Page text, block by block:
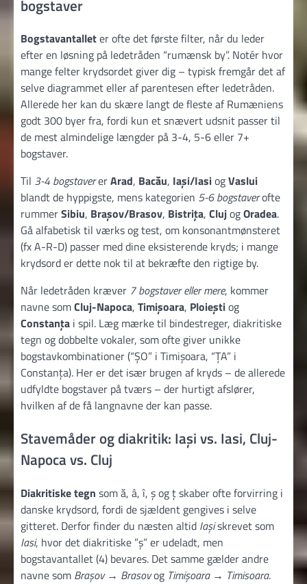
bogstaver
Bogstavantalleter ofte det første filter, når du leder
efter en løsning på ledetråden “rumænsk by”. Notér hvor
mange felter krydsordet giver dig – typisk fremgår det af
selve diagrammet eller af parentesen efter ledetråden.
Allerede her kan du skære langt de fleste af Rumæniens
godt 300 byer fra, fordi kun et snævert udsnit passer til
de mest almindelige længder på 3-4, 5-6 eller 7+
bogstaver.
Til 3-4 bogstavererArad, Bacău, Iași/IasiogVaslui
blandt de hyppigste, mens kategorien 5-6 bogstaverofte
rummerSibiu, Brașov/Brasov, Bistrița, ClujogOradea.
Gå alfabetisk til værks og test, om konsonantmønsteret
(fx A-R-D) passer med dine eksisterende kryds; i mange
krydsord er dette nok til at bekræfte den rigtige by.
Når ledetråden kræver 7 bogstaver eller mere, kommer
navne somCluj-Napoca, Timișoara, Ploieștiog
Constanța i spil. Læg mærke til bindestreger, diakritiske
tegn og dobbelte vokaler, som ofte giver unikke
bogstavkombinationer (“ȘO” i Timișoara, “ȚA” i
Constanța). Her er det især brugen af kryds – de allerede
udfyldte bogstaver på tværs – der hurtigt afslører,
hvilken af de få langnavne der kan passe.
Stavemåder og diakritik: Iași vs. Iasi, Cluj-
Napoca vs. Cluj
Diakritiske tegn som ă, â, î, ș og ț skaber ofte forvirring i
danske krydsord, fordi de sjældent gengives i selve
gitteret. Derfor finder du næsten altid Iașiskrevet som
Iasi, hvor det diakritiske ”ș” er udeladt, men
bogstavantallet (4) bevares. Det samme gælder andre
navne som Brașov → Brasovog Timișoara → Timisoara.